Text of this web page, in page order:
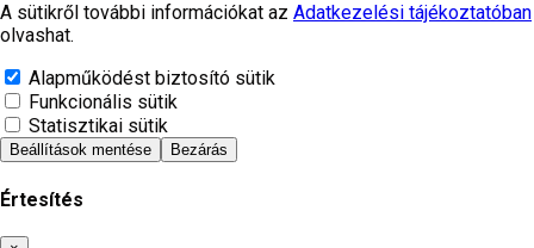
A sütikről további információkat az Adatkezelési tájékoztatóban
olvashat.
Alapműködést biztosító sütik
Funkcionális sütik
Statisztikai sütik
Beállítások mentése Bezárás
Értesítés